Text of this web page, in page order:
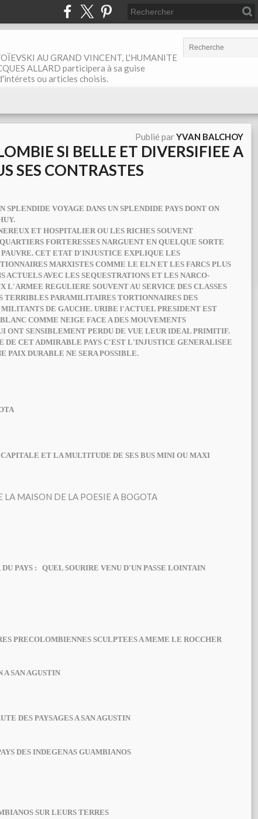
AU GRAND VINCENT, L'HUMANITE
ALLARD participera à sa guise
ou articles choisis.
Publié parYVAN BALCHOY
SI BELLE ET DIVERSIFIEE A
SES CONTRASTES
SPLENDIDE VOYAGE DANS UN SPLENDIDE PAYS DONT ON
ET HOSPITALIER OU LES RICHES SOUVENT
FORTERESSES NARGUENT EN QUELQUE SORTE
CET ETAT D'INJUSTICE EXPLIQUE LES
MARXISTES COMME LE ELN ET LES FARCS PLUS
ACTUELS AVEC LES SEQUESTRATIONS ET LES NARCO-
L'ARMEE REGULIERE SOUVENT AU SERVICE DES CLASSES
TERRIBLES PARAMILITAIRES TORTIONNAIRES DES
DE GAUCHE. URIBE l'ACTUEL PRESIDENT EST
COMME NEIGE FACE A DES MOUVEMENTS
ONT SENSIBLEMENT PERDU DE VUE LEUR IDEAL PRIMITIF.
DE CET ADMIRABLE PAYS C'EST L'INJUSTICE GENERALISEE
PAIX DURABLE NE SERA POSSIBLE.
ET LA MULTITUDE DE SES BUS MINI OU MAXI
MAISON DE LA POESIE A BOGOTA
DU PAYS : QUEL SOURIRE VENU D'UN PASSE LOINTAIN
PRECOLOMBIENNES SCULPTEES A MEME LE ROCCHER
A SAN AGUSTIN
DES PAYSAGES A SAN AGUSTIN
DES INDEGENAS GUAMBIANOS
SUR LEURS TERRES